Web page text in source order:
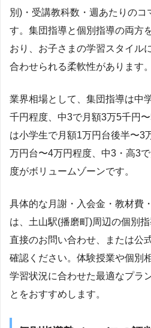
別)・受講教科数・週あたりのコ
す。集団指導と個別指導の両方
おり、お子さまの学習スタイル
合わせられる柔軟性があります。
業界相場として、集団指導は中
千円程度、中3で月額3万5千円
は小学生で月額1万円台後半〜3
万円台〜4万円程度、中3・高3
度がボリュームゾーンです。
具体的な月謝・入会金・教材費
は、土山駅(播磨町)周辺の個別
直接のお問い合わせ、または公
確認ください。体験授業や個別
学習状況に合わせた最適なプラ
とをおすすめします。